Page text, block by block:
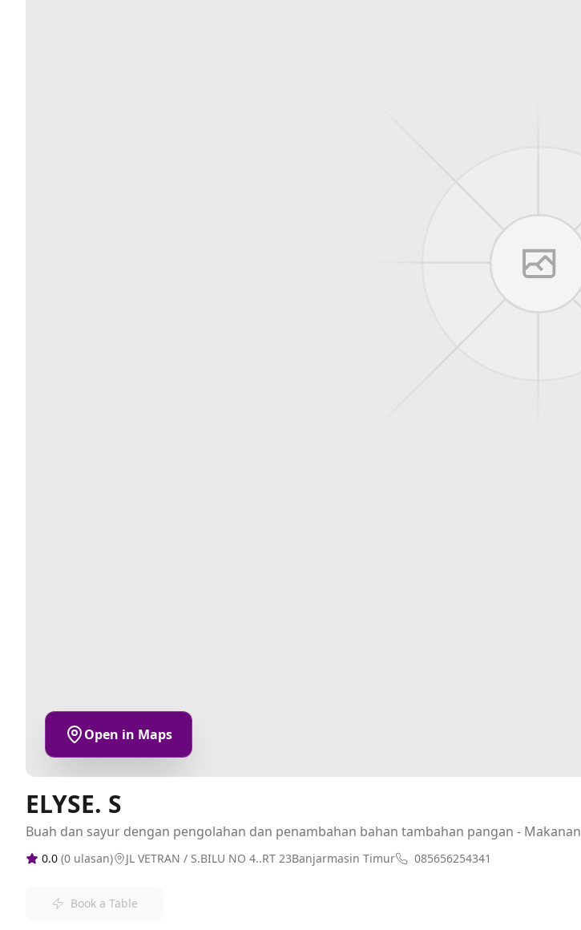
Open in Maps
ELYSE. S
Buah dan sayur dengan pengolahan dan penambahan bahan tambahan pangan - Makanan
0.0 (0 ulasan) JL VETRAN / S.BILU NO 4..RT 23Banjarmasin Timur 085656254341
Book a Table